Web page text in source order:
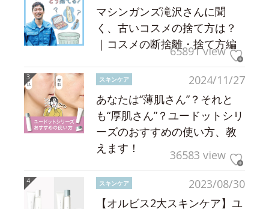
マシンガンズ滝沢さんに聞
く、古いコスメの捨て方は？
｜コスメの断捨離・捨て方編
65891 view
2024/11/27
スキンケア
あなたは“薄肌さん”？それと
も“厚肌さん”？ユードットシリ
ーズのおすすめの使い方、教
えます！
36583 view
2023/08/30
スキンケア
【オルビス2大スキンケア】ユ